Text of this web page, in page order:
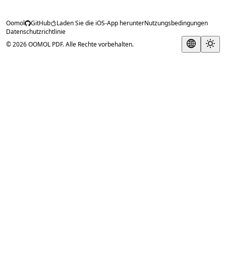
Oomol GitHub Laden Sie die iOS-App herunterNutzungsbedingungen
Datenschutzrichtlinie
© 2026 OOMOL PDF. Alle Rechte vorbehalten.